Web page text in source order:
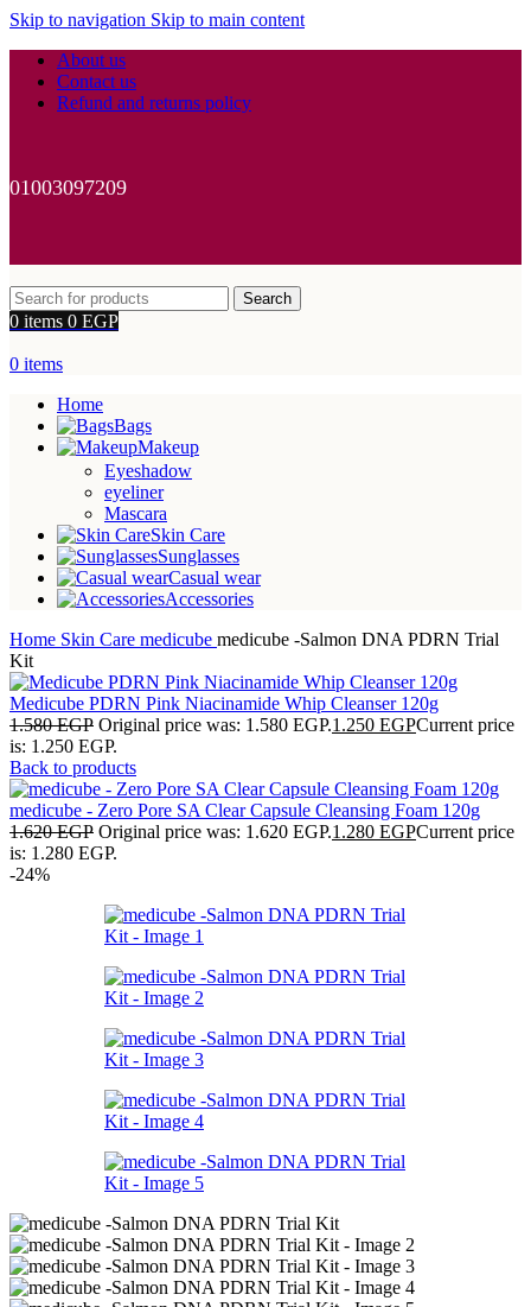
Skip to navigation Skip to main content
About us
Contact us
Refund and returns policy
01003097209
Search
0 items 0 EGP
0 items
Home
Bags
Makeup
Eyeshadow
eyeliner
Mascara
Skin Care
Sunglasses
Casual wear
Accessories
Home Skin Care medicube medicube -Salmon DNA PDRN Trial
Kit
Medicube PDRN Pink Niacinamide Whip Cleanser 120g
1.580EGP Original price was: 1.580 EGP.1.250 EGPCurrent price
is: 1.250 EGP.
Back to products
medicube - Zero Pore SA Clear Capsule Cleansing Foam 120g
1.620EGP Original price was: 1.620 EGP.1.280 EGPCurrent price
is: 1.280 EGP.
-24%